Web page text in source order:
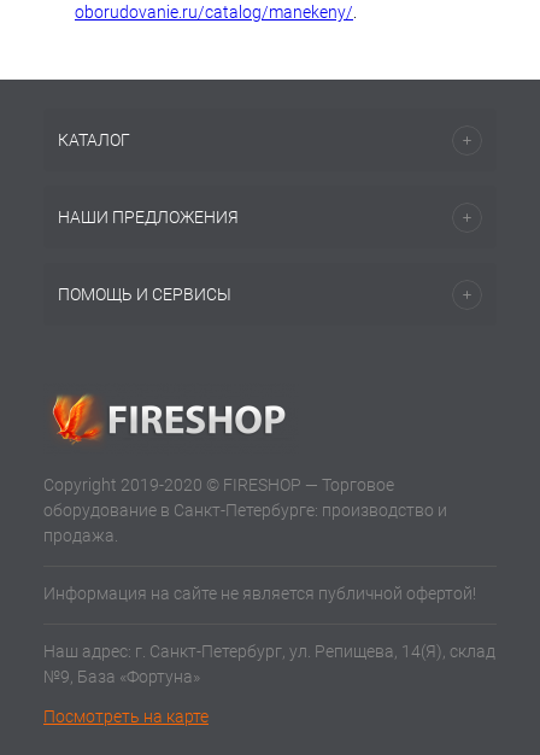
oborudovanie.ru/catalog/manekeny/
КАТАЛОГ
НАШИ ПРЕДЛОЖЕНИЯ
ПОМОЩЬ И СЕРВИСЫ
Copyright 2019-2020 © FIRESHOP — Торговое
оборудование в Санкт-Петербурге: производство и
продажа.
Информация на сайте не является публичной офертой!
Наш адрес: г. Санкт-Петербург, ул. Репищева, 14(Я), склад
№9, База «Фортуна»
Посмотреть на карте